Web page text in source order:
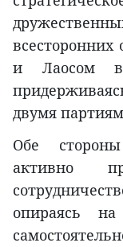
и Лаосом в
двумя
Обе
активно
опираясь